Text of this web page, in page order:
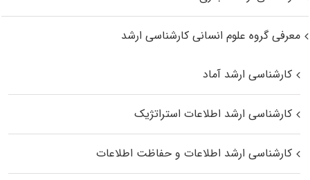
معرفی گروه علوم انسانی کارشناسی ارشد
کارشناسی ارشد آماد
کارشناسی ارشد اطلاعات استراتژیک
کارشناسی ارشد اطلاعات و حفاظت اطلاعات